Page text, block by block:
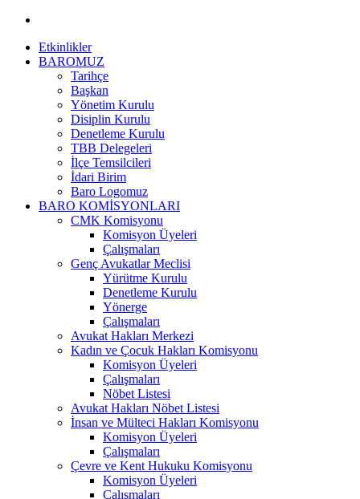
Etkinlikler
BAROMUZ
Tarihçe
Başkan
Yönetim Kurulu
Disiplin Kurulu
Denetleme Kurulu
TBB Delegeleri
İlçe Temsilcileri
İdari Birim
Baro Logomuz
BARO KOMİSYONLARI
CMK Komisyonu
Komisyon Üyeleri
Çalışmaları
Genç Avukatlar Meclisi
Yürütme Kurulu
Denetleme Kurulu
Yönerge
Çalışmaları
Avukat Hakları Merkezi
Kadın ve Çocuk Hakları Komisyonu
Komisyon Üyeleri
Çalışmaları
Nöbet Listesi
Avukat Hakları Nöbet Listesi
İnsan ve Mülteci Hakları Komisyonu
Komisyon Üyeleri
Çalışmaları
Çevre ve Kent Hukuku Komisyonu
Komisyon Üyeleri
Çalışmaları